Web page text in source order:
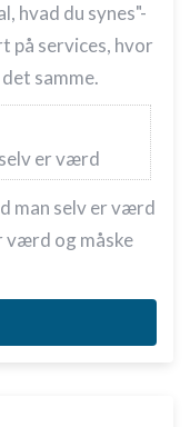
hvad du synes"-
på services, hvor
samme.
er værd
man selv er værd
værd og måske